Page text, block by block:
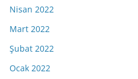
Nisan 2022
Mart 2022
Şubat 2022
Ocak 2022